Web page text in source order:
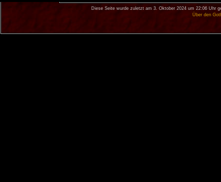
Diese Seite wurde zuletzt am 3. Oktober 2024 um 22:06 Uhr
Über den